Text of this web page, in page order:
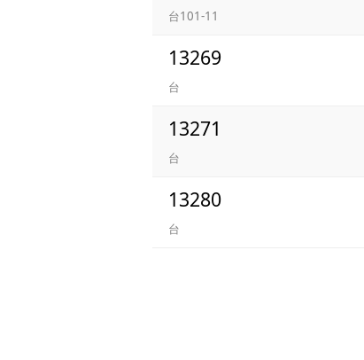
台101-11
13269
台
13271
台
13280
台